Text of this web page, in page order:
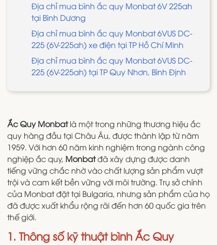
Địa chỉ mua bình ắc quy Monbat 6V 225ah
tại Bình Dương
Địa chỉ mua bình ắc quy Monbat 6VUS DC-
225 (6V-225ah) xe điện tại TP Hồ Chí Minh
Địa chỉ mua bình ắc quy Monbat 6VUS DC-
225 (6V-225ah) tại TP Quy Nhơn, Bình Định
Ắc Quy Monbatlà một trong những thương hiệu ắc
quy hàng đầu tại Châu Âu, được thành lập từ năm
1959. Với hơn 60 năm kinh nghiệm trong ngành công
nghiệp ắc quy, Monbatđã xây dựng được danh
tiếng vững chắc nhờ vào chất lượng sản phẩm vượt
trội và cam kết bền vững với môi trường. Trụ sở chính
của Monbat đặt tại Bulgaria, nhưng sản phẩm của họ
đã được xuất khẩu rộng rãi đến hơn 60 quốc gia trên
thế giới.
1. Thông số kỹ thuật bình Ắc Quy